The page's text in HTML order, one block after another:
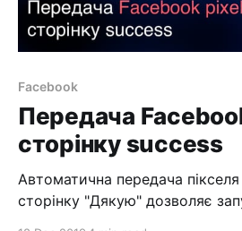
Facebook
Передача
сторінку success
Автоматична передача
сторінку "Дякую" дозволяє